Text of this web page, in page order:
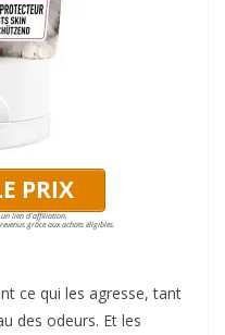
PRIX
un lien d'affiliation.
grâce aux achats éligibles.
ce qui les agresse, tant
des odeurs. Et les